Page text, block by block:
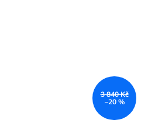
3 840 Kč
–20 %